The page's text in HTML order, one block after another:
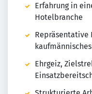
Erfahrung in
Hotelbranche
Repräsentative
Ehrgeiz,